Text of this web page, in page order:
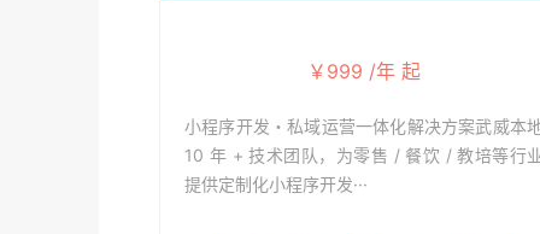
￥999 /年 起
小程序开发・私域运营一体化解决方案武威本
10 年 + 技术团队，为零售 / 餐饮 / 教培等行
提供定制化小程序开发···